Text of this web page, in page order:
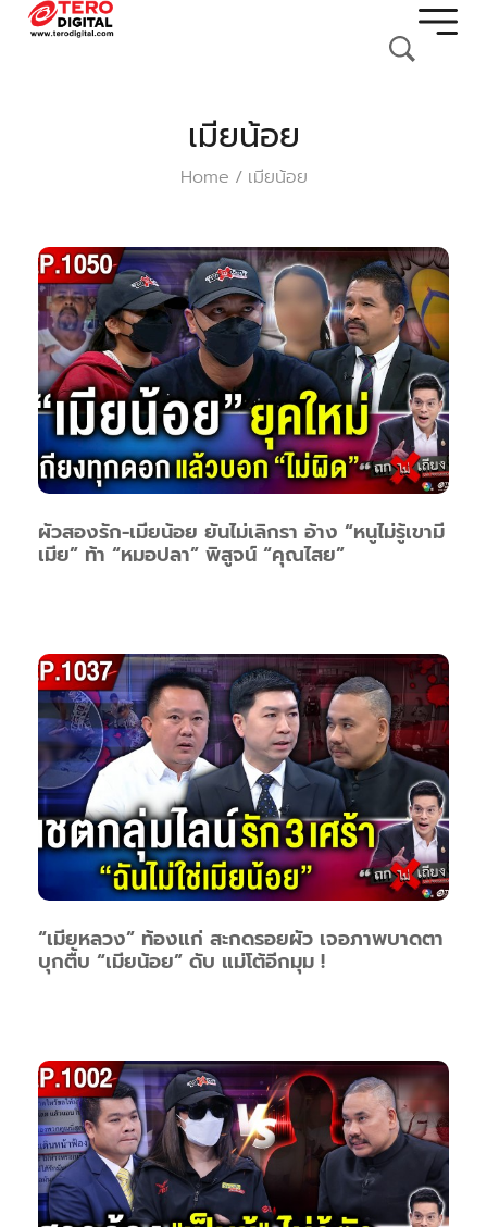
เมียน้อย
Home / เมียน้อย
ผัวสองรัก-เมียน้อย ยันไม่เลิกรา อ้าง “หนูไม่รู้เขามี
เมีย” ท้า “หมอปลา” พิสูจน์ “คุณไสย”
“เมียหลวง” ท้องแก่ สะกดรอยผัว เจอภาพบาดตา
บุกตื้บ “เมียน้อย” ดับ แม่โต้อีกมุม !